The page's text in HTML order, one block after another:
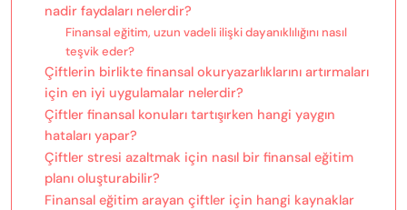
nadir faydaları nelerdir?
Finansal eğitim, uzun vadeli ilişki dayanıklılığını nasıl
teşvik eder?
Çiftlerin birlikte finansal okuryazarlıklarını artırmaları
için en iyi uygulamalar nelerdir?
Çiftler finansal konuları tartışırken hangi yaygın
hataları yapar?
Çiftler stresi azaltmak için nasıl bir finansal eğitim
planı oluşturabilir?
Finansal eğitim arayan çiftler için hangi kaynaklar